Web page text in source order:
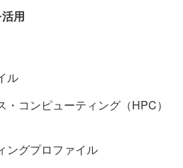
用
ル
コンピューティング（HPC）
ングプロファイル